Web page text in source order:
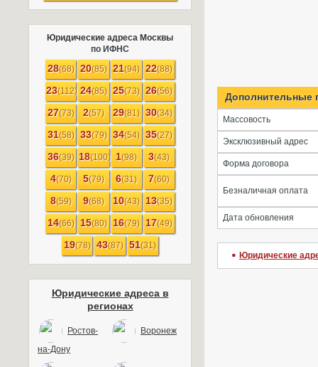
Юридические адреса Москвы
по ИФНС
28(68) 20(85) 21(94) 22(88)
23(112) 24(85) 25(73) 26(56)
27(73) 2(57) 29(81) 30(34)
31(58) 33(79) 34(54) 35(27)
36(39) 18(100) 1(98) 3(43)
4(70) 5(79) 6(31) 7(60)
8(59) 9(68) 10(43) 13(35)
14(66) 15(80) 16(79) 17(49)
19(78) 43(87) 51(31)
Юридические адреса в
регионах
Ростов-
на-Дону
Воронеж
Дополнительные
Массовость
Эксклюзивный адрес
Форма договора
Безналичная оплата
Дата обновления
Юридические